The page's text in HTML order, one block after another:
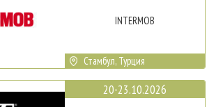
INTERMOB
Стамбул, Турция
20-23.10.2026